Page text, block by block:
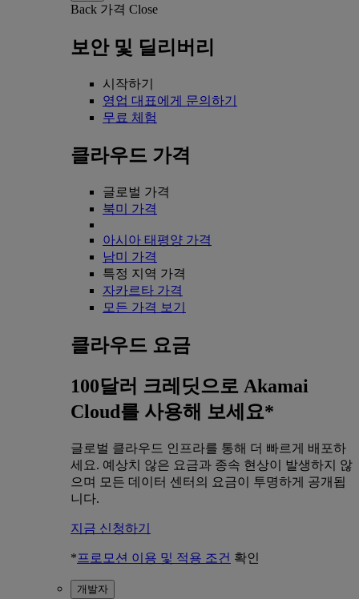
Back 가격 Close
보안 및 딜리버리
시작하기
영업 대표에게 문의하기
무료 체험
클라우드 가격
글로벌 가격
북미 가격
아시아 태평양 가격
남미 가격
특정 지역 가격
자카르타 가격
모든 가격 보기
클라우드 요금
100달러 크레딧으로 Akamai
Cloud를 사용해 보세요*
글로벌 클라우드 인프라를 통해 더 빠르게 배포하
세요. 예상치 않은 요금과 종속 현상이 발생하지 않
으며 모든 데이터 센터의 요금이 투명하게 공개됩
니다.
지금 신청하기
*프로모션 이용 및 적용 조건 확인
개발자